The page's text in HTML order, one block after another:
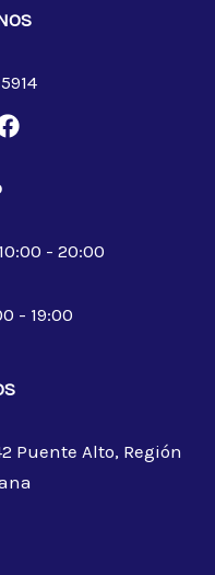
- 20:00
- 19:00
Puente Alto, Región